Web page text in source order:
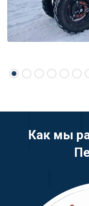
Как мы